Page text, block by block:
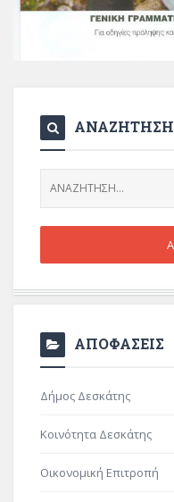
ΑΝΑΖΗΤΗΣΗ
ΑΠΟΦΑΣΕΙΣ
Δήμος Δεσκάτης
Κοινότητα Δεσκάτης
Οικονομική Επιτροπή